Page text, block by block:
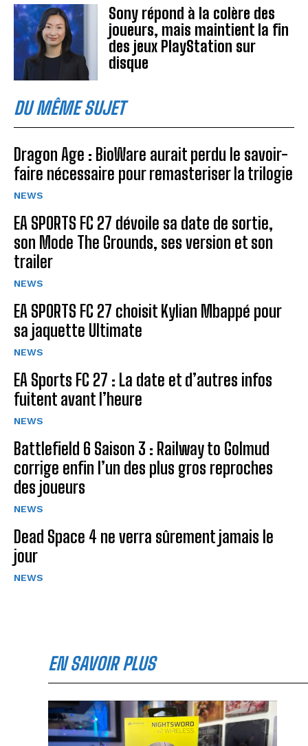
Sony répond à la colère des
joueurs, mais maintient la fin
des jeux PlayStation sur
disque
DU MÊME SUJET
Dragon Age : BioWare aurait perdu le savoir-
faire nécessaire pour remasteriser la trilogie
NEWS
EA SPORTS FC 27 dévoile sa date de sortie,
son Mode The Grounds, ses version et son
trailer
NEWS
EA SPORTS FC 27 choisit Kylian Mbappé pour
sa jaquette Ultimate
NEWS
EA Sports FC 27 : La date et d’autres infos
fuitent avant l’heure
NEWS
Battlefield 6 Saison 3 : Railway to Golmud
corrige enfin l’un des plus gros reproches
des joueurs
NEWS
Dead Space 4 ne verra sûrement jamais le
jour
NEWS
EN SAVOIR PLUS